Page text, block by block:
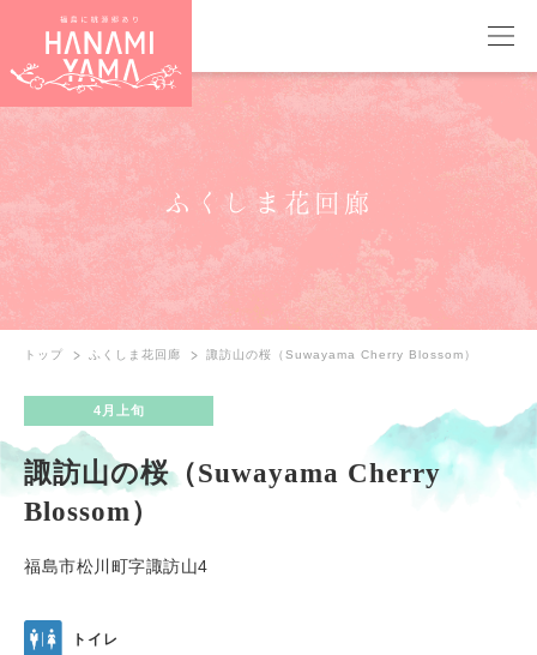
ふくしま花回廊
トップ ふくしま花回廊 諏訪山の桜（Suwayama Cherry Blossom）
4月上旬
諏訪山の桜（Suwayama Cherry
Blossom）
福島市松川町字諏訪山4
トイレ